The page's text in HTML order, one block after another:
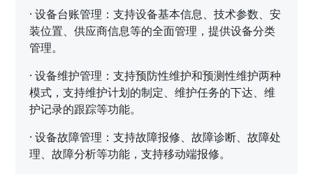
·设备台账管理：支持设备基本信息、技术参数、安
装位置、供应商信息等的全面管理，提供设备分类
管理。
·设备维护管理：支持预防性维护和预测性维护两种
模式，支持维护计划的制定、维护任务的下达、维
护记录的跟踪等功能。
·设备故障管理：支持故障报修、故障诊断、故障处
理、故障分析等功能，支持移动端报修。